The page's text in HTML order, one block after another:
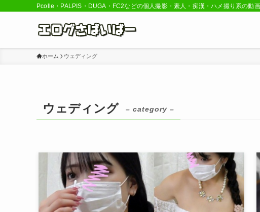
Pcolle・PALPIS・DUGA・FC2などの個人撮影・素人・痴漢・ハメ撮り系の動
ホーム ウェディング
ウェディング – category –